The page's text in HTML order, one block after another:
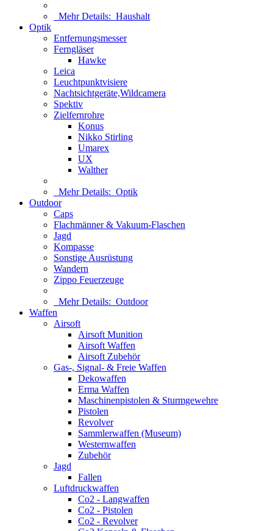
Mehr Details: Haushalt
Optik
Entfernungsmesser
Ferngläser
Hawke
Leica
Leuchtpunktvisiere
Nachtsichtgeräte,Wildcamera
Spektiv
Zielfernrohre
Konus
Nikko Stirling
Umarex
UX
Walther
Mehr Details: Optik
Outdoor
Caps
Flachmänner & Vakuum-Flaschen
Jagd
Kompasse
Sonstige Ausrüstung
Wandern
Zippo Feuerzeuge
Mehr Details: Outdoor
Waffen
Airsoft
Airsoft Munition
Airsoft Waffen
Airsoft Zubehör
Gas-, Signal- & Freie Waffen
Dekowaffen
Erma Waffen
Maschinenpistolen & Sturmgewehre
Pistolen
Revolver
Sammlerwaffen (Museum)
Westernwaffen
Zubehör
Jagd
Fallen
Luftdruckwaffen
Co2 - Langwaffen
Co2 - Pistolen
Co2 - Revolver